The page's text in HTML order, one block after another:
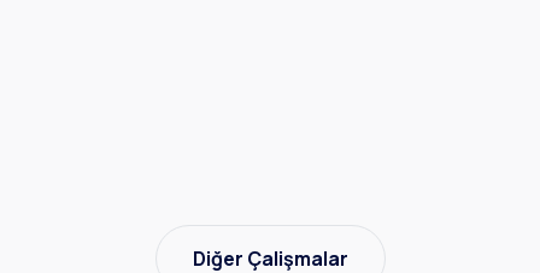
Diğer Çalişmalar